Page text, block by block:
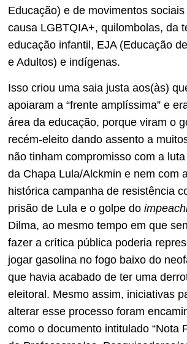
Educação) e de movimentos
causa LGBTQIA+, quilombolas, da
educação infantil, EJA (Educação
e Adultos) e indígenas.
Isso criou uma saia justa aos(às)
apoiaram a “frente amplíssima” e
área da educação, porque viram o
recém-eleito dando assento a
não tinham compromisso com a
da Chapa Lula/Alckmin e nem com
histórica campanha de resistência
prisão de Lula e o golpe do
Dilma, ao mesmo tempo em que
fazer a crítica pública poderia
jogar gasolina no fogo baixo do
que havia acabado de ter uma
eleitoral. Mesmo assim, iniciativas
alterar esse processo foram
como o documento intitulado “Nota